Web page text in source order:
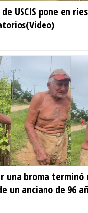
USCIS pone en
una broma terminó
un anciano de 96